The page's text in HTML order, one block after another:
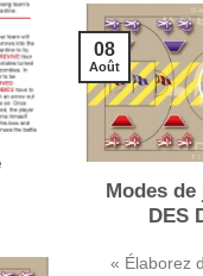
Modes de
DES
« Élaborez
08
Août